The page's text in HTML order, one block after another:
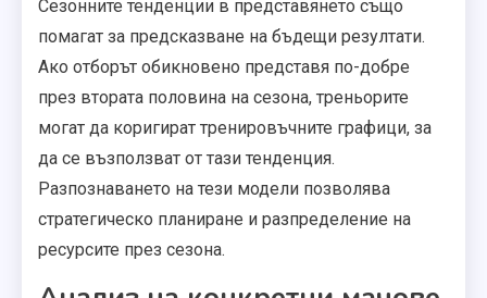
Сезонните тенденции в представянето също
помагат за предсказване на бъдещи резултати.
Ако отборът обикновено представя по-добре
през втората половина на сезона, треньорите
могат да коригират тренировъчните графици, за
да се възползват от тази тенденция.
Разпознаването на тези модели позволява
стратегическо планиране и разпределение на
ресурсите през сезона.